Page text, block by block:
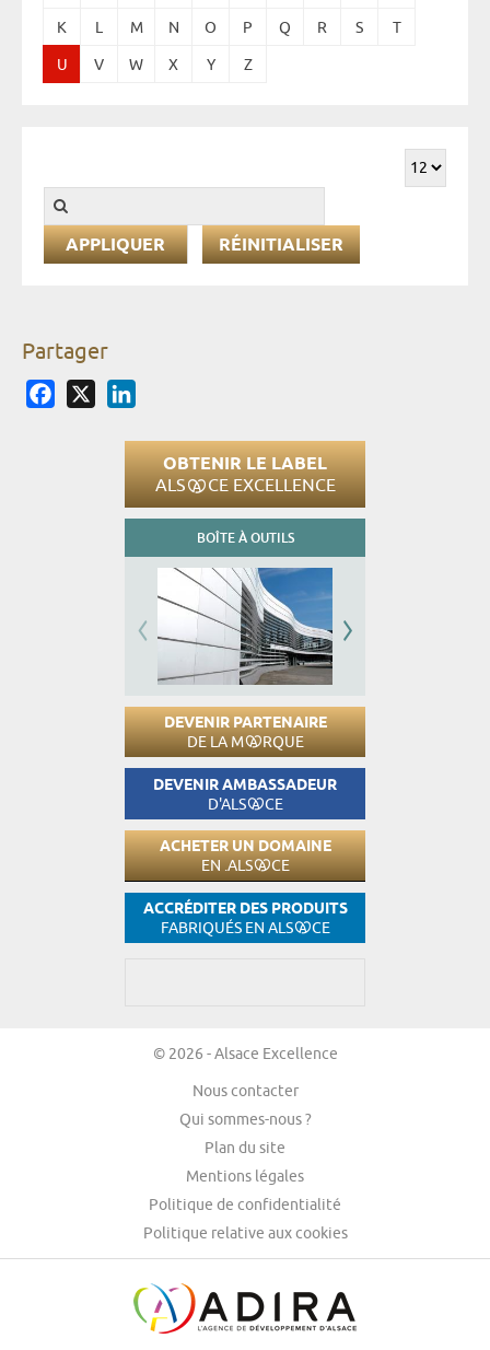
K L M N O P Q R S T
U V W X Y Z
RÉINITIALISER
Partager
Facebook
OBTENIR LE LABEL
ALS CE EXCELLENCE
BOÎTE À OUTILS
DEVENIR PARTENAIRE
DE LA M RQUE
DEVENIR AMBASSADEUR
D'ALS CE
ACHETER UN DOMAINE
EN .ALS CE
ACCRÉDITER DES PRODUITS
FABRIQUÉS EN ALS CE
© 2026 - Alsace Excellence
Nous contacter
Qui sommes-nous ?
Plan du site
Mentions légales
Politique de confidentialité
Politique relative aux cookies